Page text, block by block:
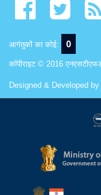
आगंतुकों का कोई: 0
कॉपीराइट © 2016
Designed & Developed by